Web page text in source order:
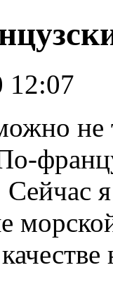
12:07
не
Сейчас